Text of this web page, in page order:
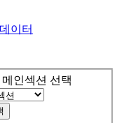
이터
메인섹션 선택